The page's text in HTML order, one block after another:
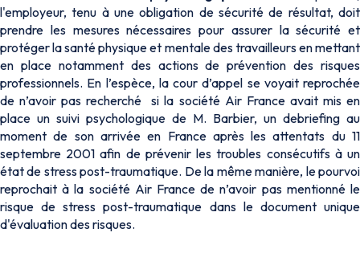
l'employeur, tenu à une obligation de sécurité de résultat, doit
prendre les mesures nécessaires pour assurer la sécurité et
protéger la santé physique et mentale des travailleurs en mettant
en place notamment des actions de prévention des risques
professionnels. En l’espèce, la cour d’appel se voyait reprochée
de n’avoir pas recherché si la société Air France avait mis en
place un suivi psychologique de M. Barbier, un debriefing au
moment de son arrivée en France après les attentats du 11
septembre 2001 afin de prévenir les troubles consécutifs à un
état de stress post-traumatique. De la même manière, le pourvoi
reprochait à la société Air France de n’avoir pas mentionné le
risque de stress post-traumatique dans le document unique
d'évaluation des risques.